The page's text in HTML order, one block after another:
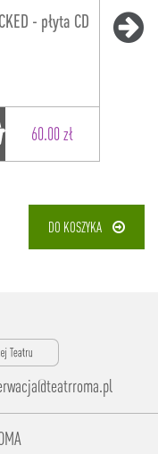
- płyta CD
60.00 zł
DO KOSZYKA